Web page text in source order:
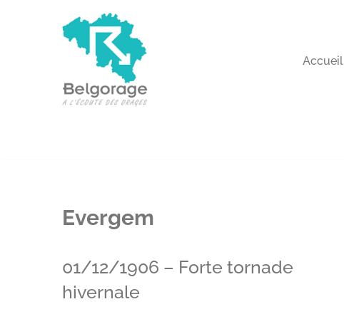
Accueil
Evergem
01/12/1906 – Forte tornade
hivernale